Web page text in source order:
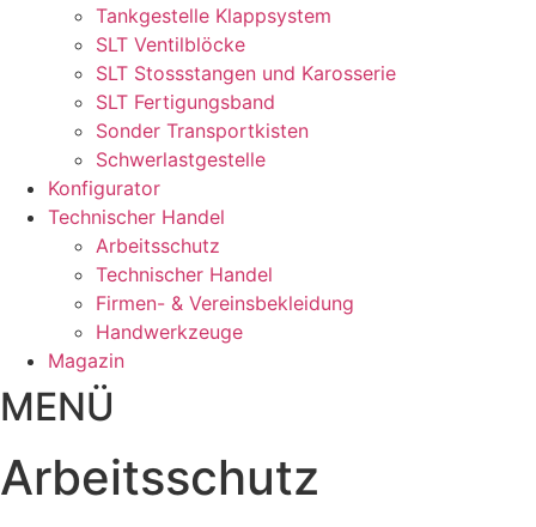
Tankgestelle Klappsystem
SLT Ventilblöcke
SLT Stossstangen und Karosserie
SLT Fertigungsband
Sonder Transportkisten
Schwerlastgestelle
Konfigurator
Technischer Handel
Arbeitsschutz
Technischer Handel
Firmen- & Vereinsbekleidung
Handwerkzeuge
Magazin
MENÜ
Arbeitsschutz